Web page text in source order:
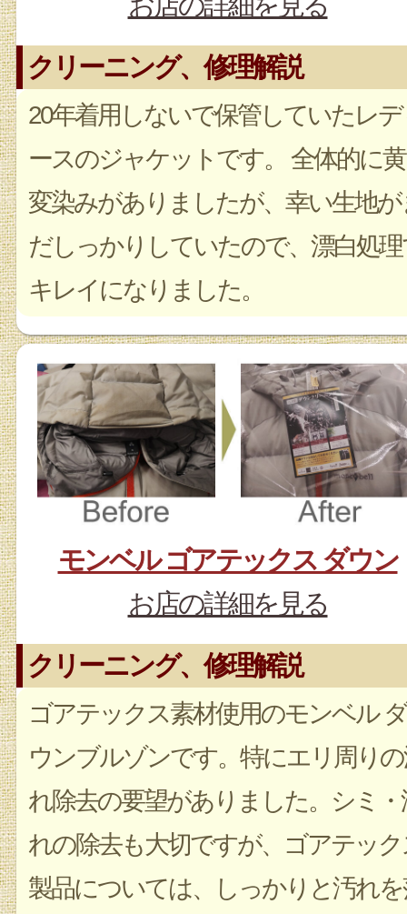
クリーニング、修理解説
20年着用しないで保管していたレ
ースのジャケットです。 全体的に黄
変染みがありましたが、幸い生地が
だしっかりしていたので、漂白処
キレイになりました。
モンベル ゴアテックス ダウン
お店の詳細を見る
クリーニング、修理解説
ゴアテックス素材使用のモンベル ダ
ウンブルゾンです。特にエリ周り
れ除去の要望がありました。シミ・
れの除去も大切ですが、ゴアテッ
製品については、しっかりと汚れ